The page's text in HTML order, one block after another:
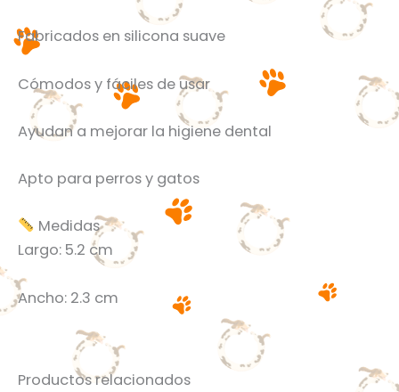
Fabricados en silicona suave
Cómodos y fáciles de usar
Ayudan a mejorar la higiene dental
Apto para perros y gatos
Medidas
Largo: 5.2 cm
Ancho: 2.3 cm
Productos relacionados